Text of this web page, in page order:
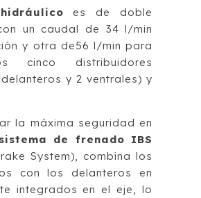
es de doble
un caudal de 34 l/min
y otra de56 l/min para
cinco distribuidores
y 2 ventrales) y
la máxima seguridad en
sistema de frenado IBS
System), combina los
con los delanteros en
integrados en el eje, lo